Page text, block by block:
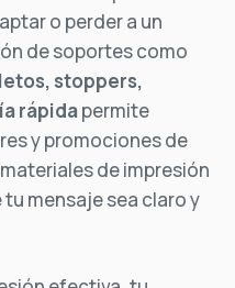
o perder a un
de soportes como
stoppers,
rápidapermite
y promociones de
de impresión
mensaje sea claro y